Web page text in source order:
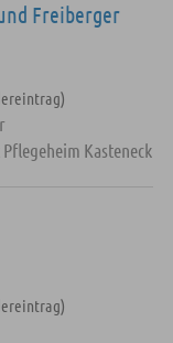
Freiberger
Kasteneck